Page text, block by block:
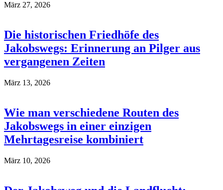
März 27, 2026
Die historischen Friedhöfe des
Jakobswegs: Erinnerung an Pilger aus
vergangenen Zeiten
März 13, 2026
Wie man verschiedene Routen des
Jakobswegs in einer einzigen
Mehrtagesreise kombiniert
März 10, 2026